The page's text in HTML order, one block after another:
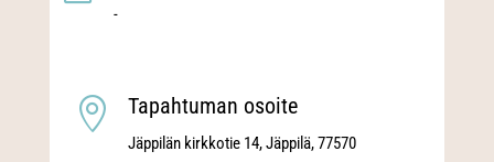
-
 Tapahtuman osoite
Jäppilän kirkkotie 14, Jäppilä, 77570